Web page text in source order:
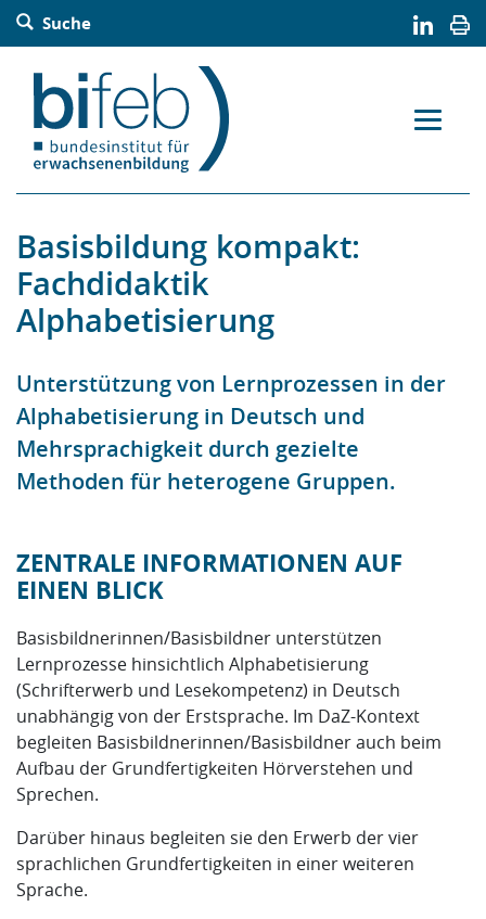
Barrierefreie Bedienung der Webseite:
Zur Navigation springen
Zur Suche springen
Zum Inhalt springen
Zur Sitemap springen
Zum Kontakt springen
Suche
Basisbildung kompakt:
Fachdidaktik
Alphabetisierung
Unterstützung von Lernprozessen in der
Alphabetisierung in Deutsch und
Mehrsprachigkeit durch gezielte
Methoden für heterogene Gruppen.
ZENTRALE INFORMATIONEN AUF
EINEN BLICK
Basisbildnerinnen/Basisbildner unterstützen
Lernprozesse hinsichtlich Alphabetisierung
(Schrifterwerb und Lesekompetenz) in Deutsch
unabhängig von der Erstsprache. Im DaZ-Kontext
begleiten Basisbildnerinnen/Basisbildner auch beim
Aufbau der Grundfertigkeiten Hörverstehen und
Sprechen.
Darüber hinaus begleiten sie den Erwerb der vier
sprachlichen Grundfertigkeiten in einer weiteren
Sprache.